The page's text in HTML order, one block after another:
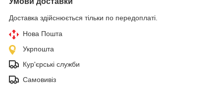
Доставка здійснюється тільки по передоплаті.
Нова Пошта
Укрпошта
Кур'єрські служби
Самовивіз